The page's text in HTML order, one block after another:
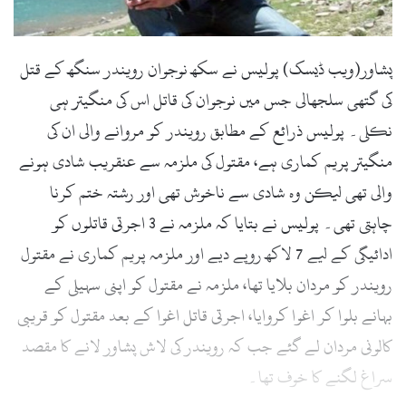
l
پشاور(ویب ڈیسک) پولیس نے سکھ نوجوان رویندر سنگھ کے قتل
کی گتھی سلجھالی جس میں نوجوان کی قاتل اس کی منگیتر ہی
نکلی۔ پولیس ذرائع کے مطابق رویندر کو مروانے والی ان کی
منگیتر پریم کماری ہے، مقتول کی ملزمہ سے عنقریب شادی ہونے
والی تھی لیکن وہ شادی سے ناخوش تھی اور رشتہ ختم کرنا
چاہتی تھی۔ پولیس نے بتایا کہ ملزمہ نے 3 اجرتی قاتلوں کو
ادائیگی کے لیے 7 لاکھ روپے دیے اور ملزمہ پریم کماری نے مقتول
رویندر کو مردان بلایا تھا، ملزمہ نے مقتول کو اپنی سہیلی کے
بہانے بلوا کر اغوا کروایا، اجرتی قاتل اغوا کے بعد مقتول کو قریبی
کالونی مردان لے گئے جب کہ رویندر کی لاش پشاور لانے کا مقصد
سراغ لگنے کا خوف تھا۔